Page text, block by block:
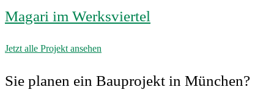
Magari im Werksviertel
Jetzt alle Projekt ansehen
Sie planen ein Bauprojekt in München?